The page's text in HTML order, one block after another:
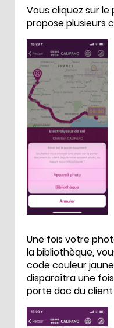
Vous cliquez sur
propose plusieurs
Une fois votre
la bibliothèque,
code couleur
disparaîtra une
porte doc du